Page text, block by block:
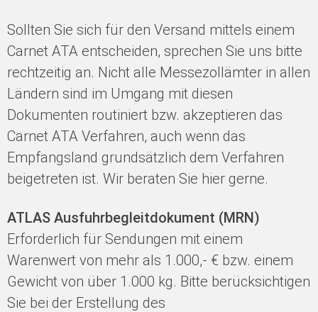
Sollten Sie sich für den Versand mittels einem
Carnet ATA entscheiden, sprechen Sie uns bitte
rechtzeitig an. Nicht alle Messezollämter in allen
Ländern sind im Umgang mit diesen
Dokumenten routiniert bzw. akzeptieren das
Carnet ATA Verfahren, auch wenn das
Empfangsland grundsätzlich dem Verfahren
beigetreten ist. Wir beraten Sie hier gerne.
ATLAS Ausfuhrbegleitdokument (MRN)
Erforderlich für Sendungen mit einem
Warenwert von mehr als 1.000,- € bzw. einem
Gewicht von über 1.000 kg. Bitte berücksichtigen
Sie bei der Erstellung des